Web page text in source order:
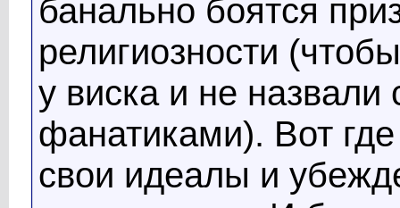
банально боятся
религиозности
у виска и не
фанатиками). Вот
свои идеалы и